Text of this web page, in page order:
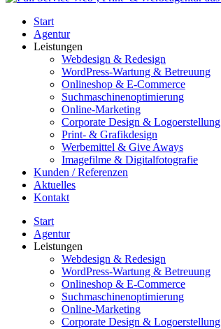
Start
Agentur
Leistungen
Webdesign & Redesign
WordPress-Wartung & Betreuung
Onlineshop & E-Commerce
Suchmaschinenoptimierung
Online-Marketing
Corporate Design & Logoerstellung
Print- & Grafikdesign
Werbemittel & Give Aways
Imagefilme & Digitalfotografie
Kunden / Referenzen
Aktuelles
Kontakt
Start
Agentur
Leistungen
Webdesign & Redesign
WordPress-Wartung & Betreuung
Onlineshop & E-Commerce
Suchmaschinenoptimierung
Online-Marketing
Corporate Design & Logoerstellung